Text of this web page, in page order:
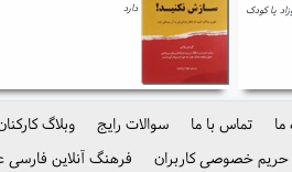
یا کودک
دارد
ما تماس با ما سوالات رایج وبلاگ
حریم خصوصی کاربران فرهنگ آنلاین فارسی